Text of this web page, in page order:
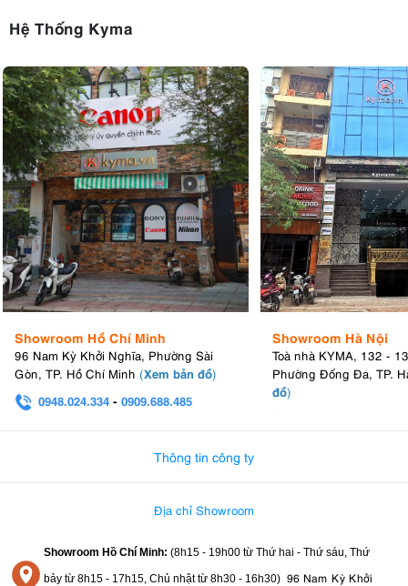
Hệ Thống Kyma
Showroom Hồ Chí Minh
96 Nam Kỳ Khởi Nghĩa, Phường Sài
Gòn, TP. Hồ Chí Minh (Xem bản đồ)
0948.024.334 - 0909.688.485
Showroom Hà Nội
Toà nhà KYMA, 132 -
Phường Đống Đa, TP.
đồ)
Thông tin công ty
Địa chỉ Showroom
Showroom Hồ Chí Minh: (8h15 - 19h00 từ Thứ hai - Thứ sáu, Thứ
bảy từ 8h15 - 17h15, Chủ nhật từ 8h30 - 16h30) 96 Nam Kỳ Khởi